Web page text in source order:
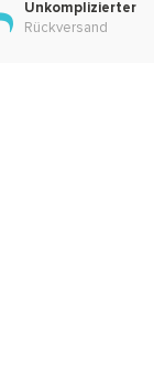
Unkomplizierter
Rückversand